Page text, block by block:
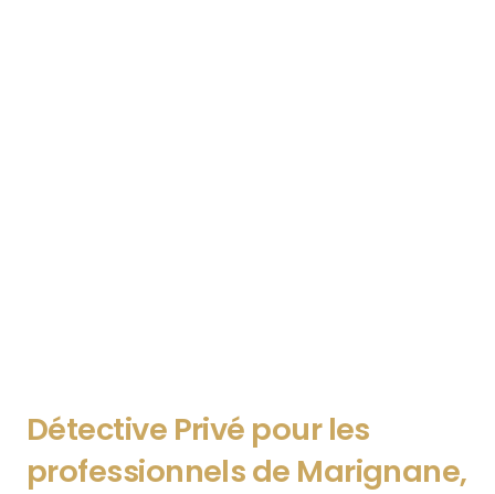
Détective Privé pour les
professionnels de Marignane,